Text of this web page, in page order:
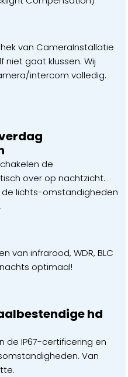
van CameraInstallatie
niet gaat klussen. Wij
intercom volledig.
de
over op nachtzicht.
lichts-omstandigheden
van infrarood, WDR, BLC
nachts optimaal!
hd
de IP67-certificering en
Van